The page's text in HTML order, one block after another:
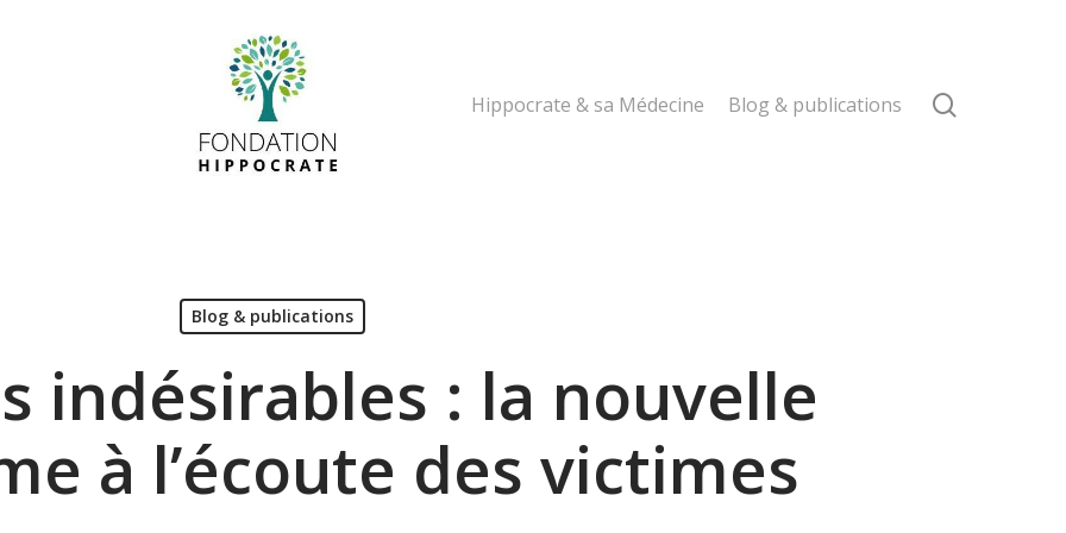
Hippocrate & sa Médecine Blog & publications
Blog & publications
indésirables : la nouvelle
à l’écoute des victimes